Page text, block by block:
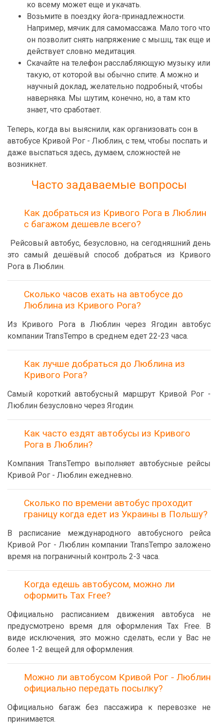
ко всему может еще и укачать.
Возьмите в поездку йога-принадлежности.
Например, мячик для самомассажа. Мало того что
он позволит снять напряжение с мышц, так еще и
действует словно медитация.
Скачайте на телефон расслабляющую музыку или
такую, от которой вы обычно спите. А можно и
научный доклад, желательно подробный, чтобы
наверняка. Мы шутим, конечно, но, а там кто
знает, что сработает.
Теперь, когда вы выяснили, как организовать сон в
автобусе Кривой Рог - Люблин, с тем, чтобы поспать и
даже выспаться здесь, думаем, сложностей не
возникнет.
Часто задаваемые вопросы
Как добраться из Кривого Рога в Люблин
с багажом дешевле всего?
Рейсовый автобус, безусловно, на сегодняшний день
это самый дешёвый способ добраться из Кривого
Рога в Люблин.
Сколько часов ехать на автобусе до
Люблина из Кривого Рога?
Из Кривого Рога в Люблин через Ягодин автобус
компании TransTempo в среднем едет 22-23 часа.
Как лучше добраться до Люблина из
Кривого Рога?
Самый короткий автобусный маршрут Кривой Рог -
Люблин безусловно через Ягодин.
Как часто ездят автобусы из Кривого
Рога в Люблин?
Компания TransTempo выполняет автобусные рейсы
Кривой Рог - Люблин ежедневно.
Сколько по времени автобус проходит
границу когда едет из Украины в Польшу?
В расписание международного автобусного рейса
Кривой Рог - Люблин компании TransTempo заложено
время на пограничный контроль 2-3 часа.
Когда едешь автобусом, можно ли
оформить Tax Free?
Официально расписанием движения автобуса не
предусмотрено время для оформления Tax Free. В
виде исключения, это можно сделать, если у Вас не
более 1-2 вещей для оформления.
Можно ли автобусом Кривой Рог - Люблин
официально передать посылку?
Официально багаж без пассажира к перевозке не
принимается.